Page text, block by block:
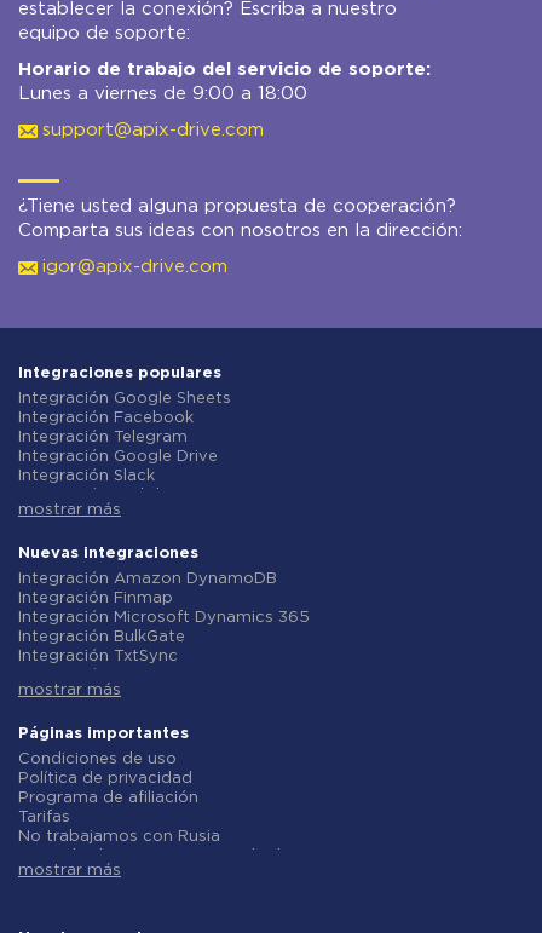
establecer la conexión? Escriba a nuestro
equipo de soporte:
Horario de trabajo del servicio de soporte:
Lunes a viernes de 9:00 a 18:00
support@apix-drive.com
¿Tiene usted alguna propuesta de cooperación?
Comparta sus ideas con nosotros en la dirección:
igor@apix-drive.com
Integraciones populares
Integración Google Sheets
Integración Facebook
Integración Telegram
Integración Google Drive
Integración Slack
Integración Gmail
Integración ClickUp
Integración Airtable
Integración Google Contacts
Integración OpenAI (ChatGPT)
Integración Instagram
Integración ActiveCampaign
Integración Typeform
Integración Salesforce CRM
Integración Notion
Integración AWeber
Integración Asana
Integración ZOHO CRM
Integración Webhooks
Integración GetResponse
Integración WooCommerce
mostrar más
Nuevas integraciones
Integración Amazon DynamoDB
Integración Finmap
Integración Microsoft Dynamics 365
Integración BulkGate
Integración TxtSync
Integración Corezoid
Integración Instasent
Integración AtomPark
Integración TXTImpact
Integración Campaign Monitor
Integración CM.com
Integración D7 Networks
Integración SMS.to
Integración SMSGlobal
mostrar más
Páginas importantes
Condiciones de uso
Política de privacidad
Programa de afiliación
Tarifas
No trabajamos con Rusia
Politica de reembolso
mostrar más